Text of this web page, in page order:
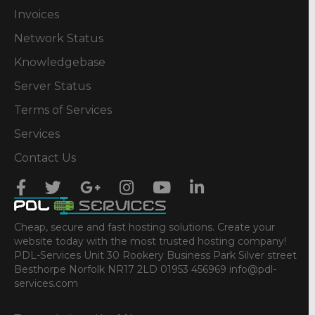
Invoices
Network Status
Knowledgebase
Server Status
Terms of Services
Services
Contact Us
Cheap, secure and fast hosting solutions. Create your
website today with the most trusted hosting company!
PDL-Services Unit 30 Rookery Business Park Silver street
Besthorpe Norfolk NR17 2LD 01953 456969 info@pdl-
services.com